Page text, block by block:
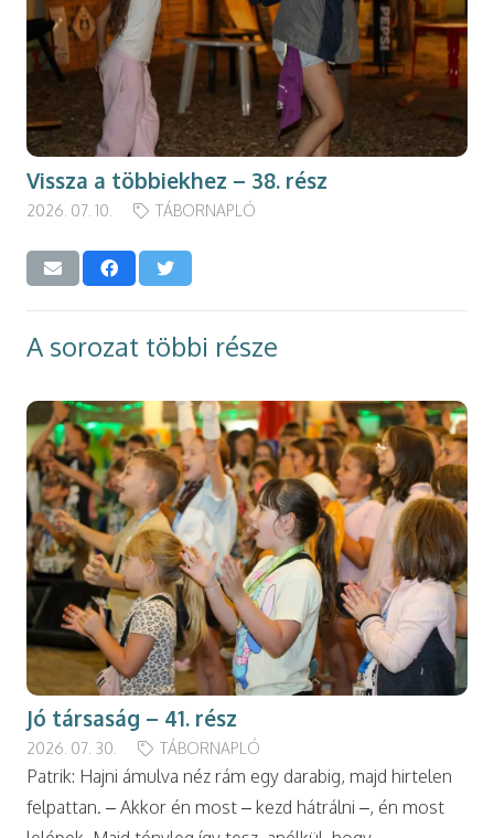
Vissza a többiekhez – 38. rész
2026. 07. 10. TÁBORNAPLÓ
A sorozat többi része
Jó társaság – 41. rész
2026. 07. 30. TÁBORNAPLÓ
Patrik: Hajni ámulva néz rám egy darabig, majd hirtelen
felpattan. – Akkor én most – kezd hátrálni –, én most